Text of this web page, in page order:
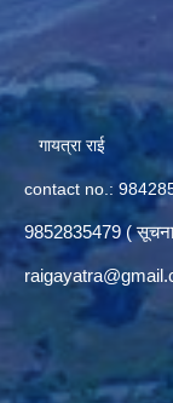
गायत्रा राई
contact no.:
9852835479 ( सूचना